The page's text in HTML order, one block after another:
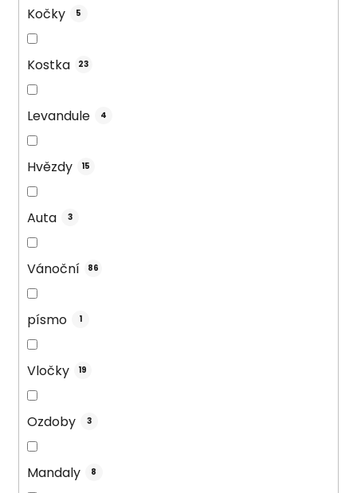
Kočky 5
Kostka 23
Levandule 4
Hvězdy 15
Auta 3
Vánoční 86
písmo 1
Vločky 19
Ozdoby 3
Mandaly 8